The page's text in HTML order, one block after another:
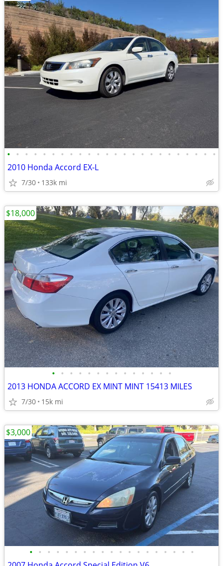
• • • • • • • • • • • • • • • • • • • • • • • •
2010 Honda Accord EX-L
7/30 133k mi
• • • • • • • • • • • • • •
2013 HONDA ACCORD EX MINT MINT 15413 MILES
7/30 15k mi
$18,000
• • • • • • • • • • • • • • • • • • •
$3,000